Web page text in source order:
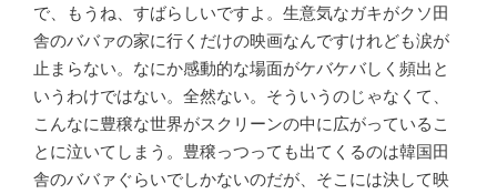
で、もうね、すばらしいですよ。生意気なガキがクソ田
舎のババァの家に行くだけの映画なんですけれども涙が
止まらない。なにか感動的な場面がケバケバしく頻出と
いうわけではない。全然ない。そういうのじゃなくて、
こんなに豊穣な世界がスクリーンの中に広がっているこ
とに泣いてしまう。豊穣っつっても出てくるのは韓国田
舎のババァぐらいでしかないのだが、そこには決して映